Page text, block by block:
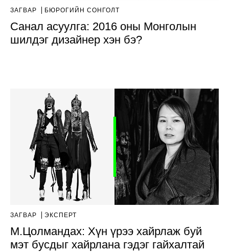
ЗАГВАР БЮРОГИЙН СОНГОЛТ
Санал асуулга: 2016 оны Монголын
шилдэг дизайнер хэн бэ?
ЗАГВАР ЭКСПЕРТ
М.Цолмандах: Хүн үрээ хайрлаж буй
мэт бусдыг хайрлана гэдэг гайхалтай